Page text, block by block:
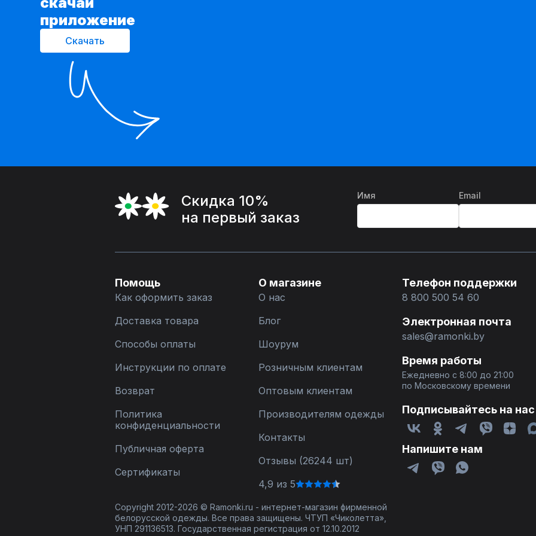
приложение
Скачать
Скидка 10%
на первый заказ
Имя Email
Помощь
Как оформить заказ
Доставка товара
Способы оплаты
Инструкции по оплате
Возврат
Политика
конфиденциальности
Публичная оферта
Сертификаты
О магазине
О нас
Блог
Шоурум
Розничным клиентам
Оптовым клиентам
Производителям одежды
Контакты
Отзывы (26244 шт)
4,9 из 5
Телефон поддержки
8 800 500 54 60
Электронная почта
sales@ramonki.by
Время работы
Ежедневно с 8:00 до 21:00
по Московскому времени
Подписывайтесь на нас
Напишите нам
Copyright 2012-2026 © Ramonki.ru - интернет-магазин фирменной
белорусской одежды. Все права защищены. ЧТУП «Чиколетта»,
УНП 291136513. Государственная регистрация от 12.10.2012